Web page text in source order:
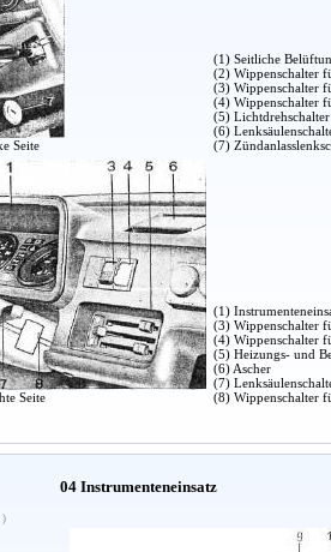
Seite
(1) Seitliche
(2) Wippenschalter
(3) Wippenschalter
(4) Wippenschalter
(5) Lichtdrehschalter
(6)
(7)
Seite
(1)
(3) Wippenschalter
(4) Wippenschalter
(5) Heizungs- und
(6) Ascher
(7)
(8) Wippenschalter
04 Instrumenteneinsatz